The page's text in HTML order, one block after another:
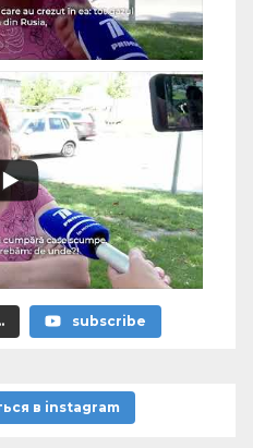
subscribe
в instagram